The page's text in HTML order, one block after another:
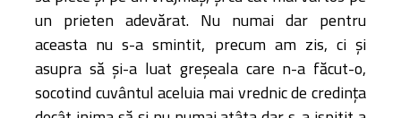
un prieten adevărat. Nu numai dar pentru
aceasta nu s-a smintit, precum am zis, ci şi
asupra să şi-a luat greşeala care n-a făcut-o,
socotind cuvântul aceluia mai vrednic de credinţa